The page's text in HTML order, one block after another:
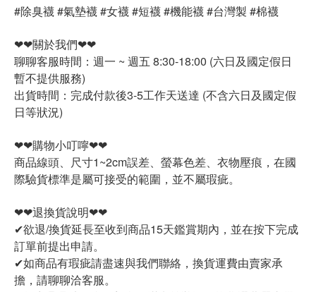
#除臭襪 #氣墊襪 #女襪 #短襪 #機能襪 #台灣製 #棉襪
❤❤關於我們❤❤
聊聊客服時間：週一 ~ 週五 8:30-18:00 (六日及國定假日
暫不提供服務)
出貨時間：完成付款後3-5工作天送達 (不含六日及國定假
日等狀況)
❤❤購物小叮嚀❤❤
商品線頭、尺寸1~2cm誤差、螢幕色差、衣物壓痕，在國
際驗貨標準是屬可接受的範圍，並不屬瑕疵。
❤❤退換貨說明❤❤
✔欲退/換貨延長至收到商品15天鑑賞期內，並在按下完成
訂單前提出申請。
✔如商品有瑕疵請盡速與我們聯絡，換貨運費由賣家承
擔，請聊聊洽客服。